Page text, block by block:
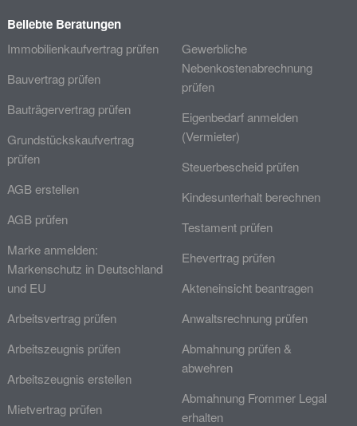
Beliebte Beratungen
Immobilienkaufvertrag prüfen
Bauvertrag prüfen
Bauträgervertrag prüfen
Grundstückskaufvertrag
prüfen
AGB erstellen
AGB prüfen
Marke anmelden:
Markenschutz in Deutschland
und EU
Arbeitsvertrag prüfen
Arbeitszeugnis prüfen
Arbeitszeugnis erstellen
Mietvertrag prüfen
Gewerbliche
Nebenkostenabrechnung
prüfen
Eigenbedarf anmelden
(Vermieter)
Steuerbescheid prüfen
Kindesunterhalt berechnen
Testament prüfen
Ehevertrag prüfen
Akteneinsicht beantragen
Anwaltsrechnung prüfen
Abmahnung prüfen &
abwehren
Abmahnung Frommer Legal
erhalten